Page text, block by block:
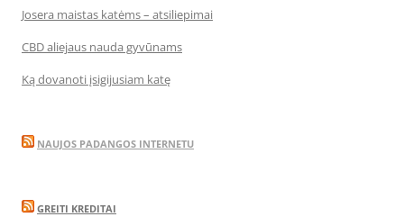
Josera maistas katėms – atsiliepimai
CBD aliejaus nauda gyvūnams
Ką dovanoti įsigijusiam katę
NAUJOS PADANGOS INTERNETU
GREITI KREDITAI